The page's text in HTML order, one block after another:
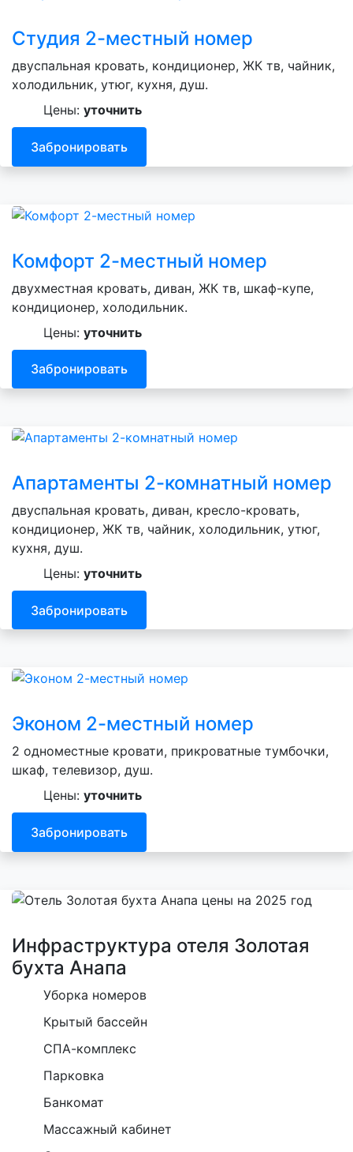
Студия 2-местный номер
двуспальная кровать, кондиционер, ЖК тв, чайник,
холодильник, утюг, кухня, душ.
Цены: уточнить
Забронировать
Комфорт 2-местный номер
двухместная кровать, диван, ЖК тв, шкаф-купе,
кондиционер, холодильник.
Цены: уточнить
Забронировать
Апартаменты 2-комнатный номер
двуспальная кровать, диван, кресло-кровать,
кондиционер, ЖК тв, чайник, холодильник, утюг,
кухня, душ.
Цены: уточнить
Забронировать
Эконом 2-местный номер
2 одноместные кровати, прикроватные тумбочки,
шкаф, телевизор, душ.
Цены: уточнить
Забронировать
Инфраструктура отеля Золотая
бухта Анапа
Уборка номеров
Крытый бассейн
СПА-комплекс
Парковка
Банкомат
Массажный кабинет